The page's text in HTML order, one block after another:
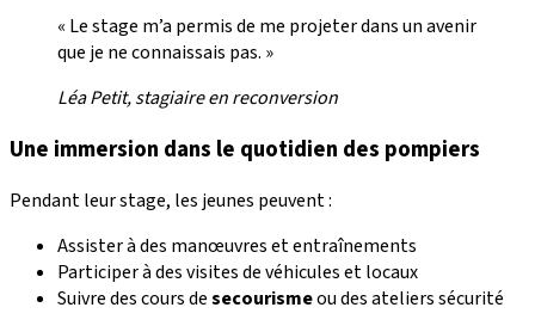
« Le stage m’a permis de me projeter dans un avenir
que je ne connaissais pas. »
Léa Petit, stagiaire en reconversion
Une immersion dans le quotidien des pompiers
Pendant leur stage, les jeunes peuvent :
Assister à des manœuvres et entraînements
Participer à des visites de véhicules et locaux
Suivre des cours desecourismeou des ateliers sécurité